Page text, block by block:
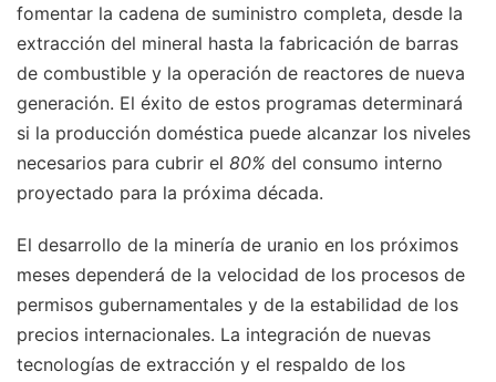
fomentar la cadena de suministro completa, desde la
extracción del mineral hasta la fabricación de barras
de combustible y la operación de reactores de nueva
generación. El éxito de estos programas determinará
si la producción doméstica puede alcanzar los niveles
necesarios para cubrir el 80% del consumo interno
proyectado para la próxima década.
El desarrollo de la minería de uranio en los próximos
meses dependerá de la velocidad de los procesos de
permisos gubernamentales y de la estabilidad de los
precios internacionales. La integración de nuevas
tecnologías de extracción y el respaldo de los